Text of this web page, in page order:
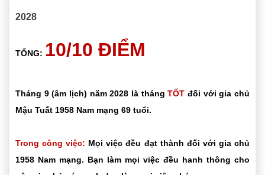
2028
TỔNG: 10/10 ĐIỂM
Tháng 9 (âm lịch) năm 2028 là thángTỐT đối với gia chủ
Mậu Tuất 1958 Nam mạng 69 tuổi.
Trong công việc: Mọi việc đều đạt thành đối với gia chủ
1958 Nam mạng. Bạn làm mọi việc đều hanh thông cho